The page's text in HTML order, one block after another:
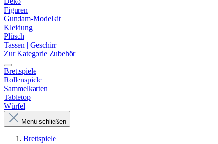
Figuren
Gundam-Modelkit
Kleidung
Plüsch
Tassen | Geschirr
Zur Kategorie Zubehör
Brettspiele
Rollenspiele
Sammelkarten
Tabletop
Würfel
Menü schließen
Brettspiele